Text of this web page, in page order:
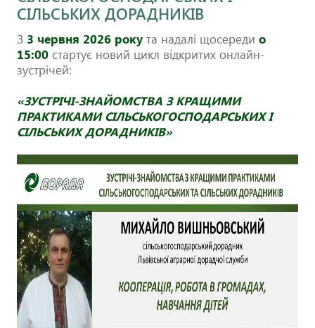
СІЛЬСЬКИХ ДОРАДНИКІВ
З 3 червня 2026рокута надалі щосереди о
15:00стартує новий цикл відкритих онлайн-
зустрічей:
«ЗУСТРІЧІ-ЗНАЙОМСТВА З КРАЩИМИ
ПРАКТИКАМИ СІЛЬСЬКОГОСПОДАРСЬКИХ І
СІЛЬСЬКИХ ДОРАДНИКІВ»